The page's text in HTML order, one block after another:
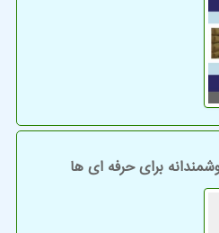
برای حرفه ای ها